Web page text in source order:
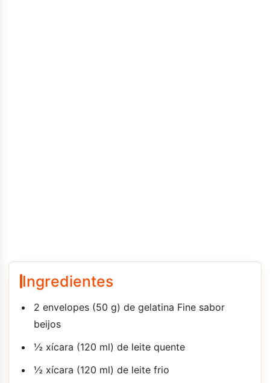
Ingredientes
2 envelopes (50 g) de gelatina Fine sabor
beijos
½ xícara (120 ml) de leite quente
½ xícara (120 ml) de leite frio